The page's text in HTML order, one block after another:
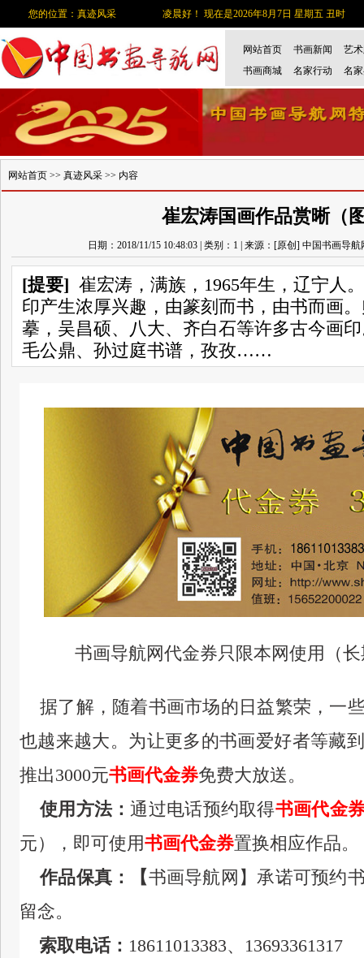
您的位置：真迹风采 凌晨好！ 现在是2026年8月7日 星期五 丑时
网站首页 书画新闻
艺
书画商城
名家行动 名
网站首页 >> 真迹风采 >> 内容
崔宏涛国画作品赏晰（
日期：2018/11/15 10:48:03 | 类别：1 | 来源：[原创] 中国书画导
[提要] 崔宏涛，满族，1965年生，辽宁人
印产生浓厚兴趣，由篆刻而书，由书而画
摹，吴昌硕、八大、齐白石等许多古今画
毛公鼎、孙过庭书谱，孜孜……
书画导航网代金券只限本网使用（
据了解，随着书画市场的日益繁荣，一
也越来越大。 为让更多的书画爱好者等藏
推出3000元书画代金券免费大放送。
使用方法：通过电话预约取得书画代金
元），即可使用书画代金券置换相应作品。
作品保真：【书画导航网】承诺可预约
留念。
索取电话： 18611013383、 13693361317